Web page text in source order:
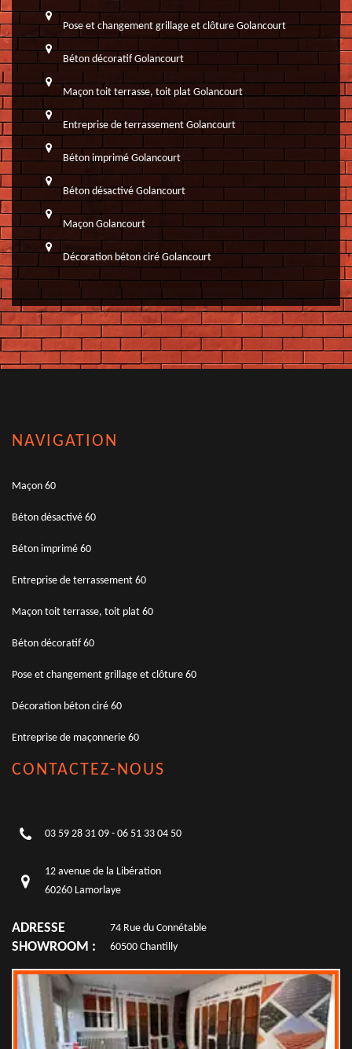
Pose et changement grillage et clôture Golancourt
Béton décoratif Golancourt
Maçon toit terrasse, toit plat Golancourt
Entreprise de terrassement Golancourt
Béton imprimé Golancourt
Béton désactivé Golancourt
Maçon Golancourt
Décoration béton ciré Golancourt
NAVIGATION
Maçon 60
Béton désactivé 60
Béton imprimé 60
Entreprise de terrassement 60
Maçon toit terrasse, toit plat 60
Béton décoratif 60
Pose et changement grillage et clôture 60
Décoration béton ciré 60
Entreprise de maçonnerie 60
CONTACTEZ-NOUS
03 59 28 31 09 - 06 51 33 04 50
12 avenue de la Libération
60260 Lamorlaye
ADRESSE
SHOWROOM :
74 Rue du Connétable
60500 Chantilly